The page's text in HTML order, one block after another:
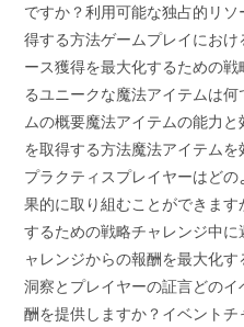
ですか？利用可能な独占的リ
得する方法ゲームプレイにお
ース獲得を最大化するための
るユニークな魔法アイテムは
ムの概要魔法アイテムの能力
を取得する方法魔法アイテム
プラクティスプレイヤーはど
果的に取り組むことができま
するための戦略チャレンジ中
ャレンジからの報酬を最大化
洞察とプレイヤーの証言どの
酬を提供しますか？イベント